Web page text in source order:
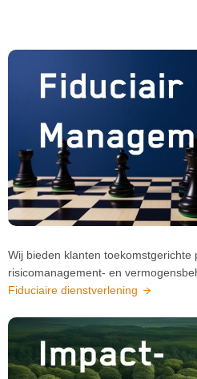
Wij bieden klanten toekomstgerichte
risicomanagement- en
Fiduciaire dienstverlening